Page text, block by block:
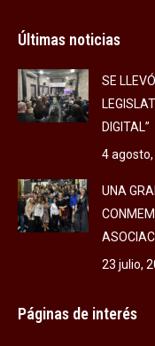
Últimas noticias
SE
DIGITAL”
4
UNA
23 julio,
Páginas de interés